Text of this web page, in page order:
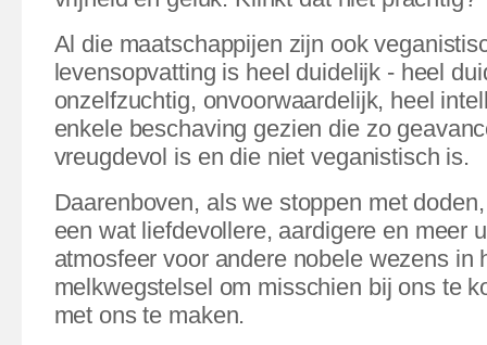
Al die maatschappijen zijn ook
levensopvatting is heel duidelijk - heel
onzelfzuchtig, onvoorwaardelijk, heel
enkele beschaving gezien die zo
vreugdevol is en die niet veganistisch is.
Daarenboven, als we stoppen met
een wat liefdevollere, aardigere en meer
atmosfeer voor andere nobele wezens in
melkwegstelsel om misschien bij ons te
met ons te maken.